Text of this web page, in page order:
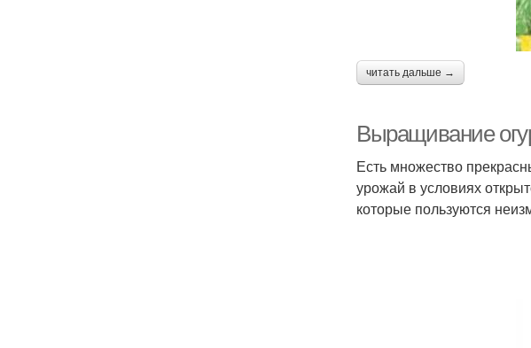
читать дальше →
Выращивание
Есть множество
урожай в условиях
которые пользуются